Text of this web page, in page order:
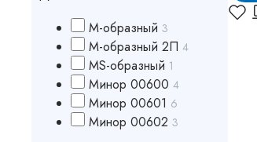
М-образный 3
М-образный 2П 4
МS-образный 1
Минор 00600 4
Минор 00601 6
Минор 00602 3